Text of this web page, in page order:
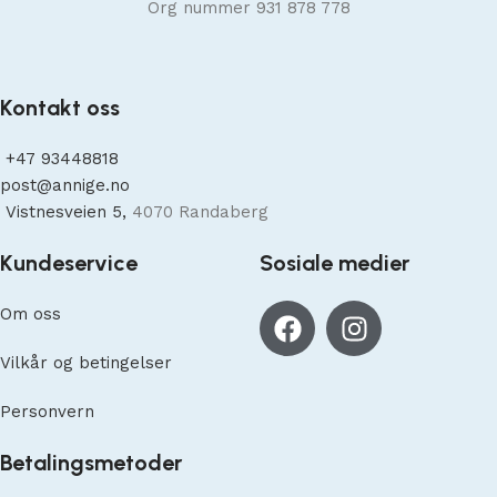
Org nummer 931 878 778
Kontakt oss
+47 93448818
post@annige.no
Vistnesveien 5, 4070 Randaberg
Kundeservice
Om oss
Vilkår og betingelser
Personvern
Sosiale medier
Betalingsmetoder